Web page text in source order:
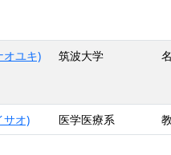
オユキ)
筑波大学
サオ)
医学医療系